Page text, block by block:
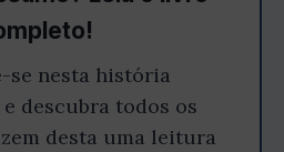
se nesta história
descubra todos os
desta uma leitura